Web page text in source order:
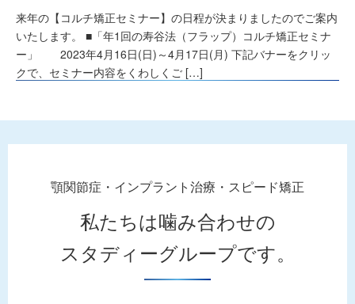
2026/04/30セミナー情報更新
2026年5月開催のP.G.I.コース（26期生）の予定を更新しました
2026/03/30セミナー情報更新
セミナー開催情報 ＞＞
来年の【コルチ矯正セミナー】の日程が決まりましたのでご案内
いたします。 ■「年1回の寿谷法（フラップ）コルチ矯正セミナ
ー」 2023年4月16日(日)～4月17日(月) 下記バナーをクリッ
クで、セミナー内容をくわしくご […]
2022/04/124/17(日)～18(月)コルチ矯正セミナー開
2022年4／17(日)～18(月)に「コルチ矯正セミナー」を開催いた
します。 今回の募集は既に締め切っておりますが、来年も同時
期に開催予定ですので、今後はPGIホームページにも掲載してい
きたいと思います。来年の日程等に […]
顎関節症・インプラント治療・スピード矯正
私たちは噛み合わせの
スタディーグループです。